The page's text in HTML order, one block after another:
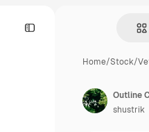
Home/Stock/
Outline
shustrik